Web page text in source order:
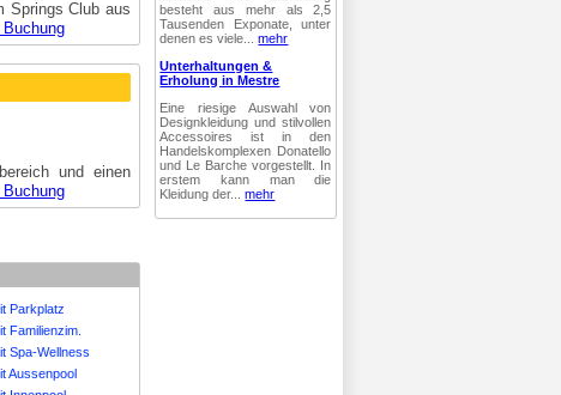
Springs Club aus
und einen
Parkplatz
Familienzim.
Spa-Wellness
Aussenpool
besteht aus mehr als 2,5
Tausenden Exponate, unter
denen es viele...mehr
Unterhaltungen &
Erholung in Mestre
Eine riesige Auswahl von
Designkleidung und stilvollen
Accessoires ist in den
Handelskomplexen Donatello
und Le Barche vorgestellt. In
erstem kann man die
Kleidung der...mehr